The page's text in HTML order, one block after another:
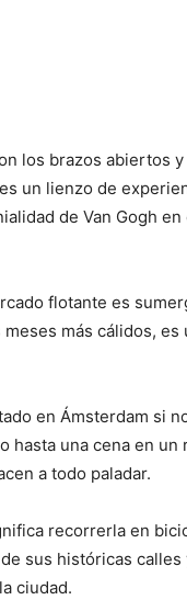
los brazos abiertos
un lienzo de
de Van Gogh
flotante es
más cálidos, es
en Ámsterdam si
hasta una cena en un
a todo paladar.
recorrerla en
sus históricas calles
ciudad.